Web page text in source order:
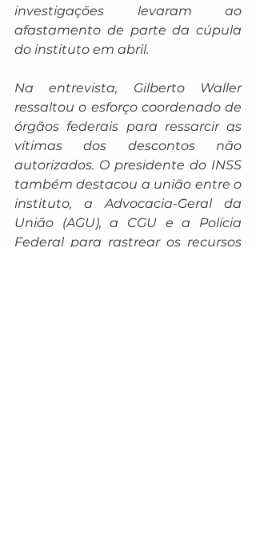
investigações levaram ao
afastamento de parte da cúpula
do instituto em abril.
Na entrevista, Gilberto Waller
ressaltou o esforço coordenado de
órgãos federais para ressarcir as
vítimas dos descontos não
autorizados. O presidente do INSS
também destacou a união entre o
instituto, a Advocacia-Geral da
União (AGU), a CGU e a Polícia
Federal para rastrear os recursos